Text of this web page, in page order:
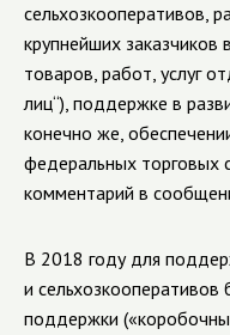
сельхозкооперативов,
крупнейших
товаров, работ, услуг
лиц“), поддержке в
конечно же,
федеральных торговых
комментарий в
В 2018 году для
и
поддержки